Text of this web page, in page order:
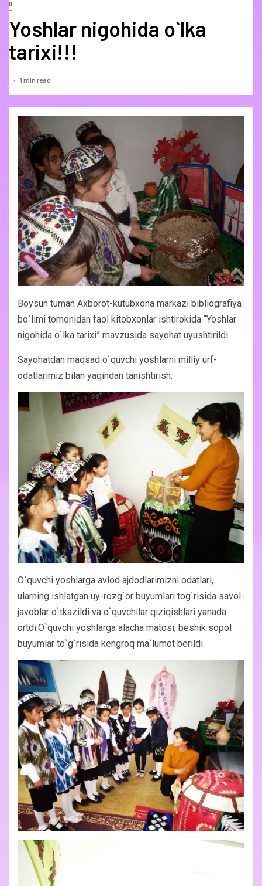
0
Yoshlar nigohida o`lka
tarixi!!!
1 min read
Boysun tuman Axborot-kutubxona markazi bibliografiya
bo`limi tomonidan faol kitobxonlar ishtirokida “Yoshlar
nigohida o`lka tarixi” mavzusida sayohat uyushtirildi.
Sayohatdan maqsad o`quvchi yoshlarni milliy urf-
odatlarimiz bilan yaqindan tanishtirish.
O`quvchi yoshlarga avlod ajdodlarimizni odatlari,
ularning ishlatgan uy-rozg`or buyumlari tog`risida savol-
javoblar o`tkazildi va o`quvchilar qiziqishlari yanada
ortdi.O`quvchi yoshlarga alacha matosi, beshik sopol
buyumlar to`g`risida kengroq ma`lumot berildi.